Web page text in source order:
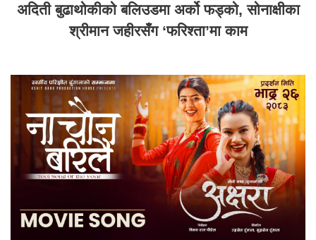
अदिती बुढाथोकीको बलिउडमा अर्को फड्को, सोनाक्षीका
श्रीमान जहीरसँग ‘फरिश्ता’मा काम